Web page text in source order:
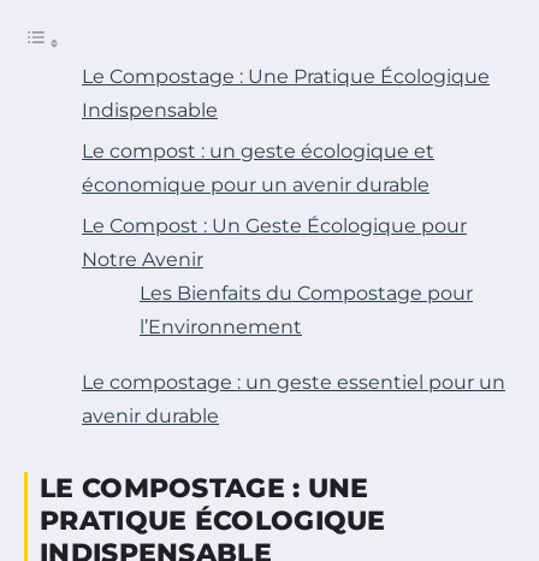
Le Compostage : Une Pratique Écologique
Indispensable
Le compost : un geste écologique et
économique pour un avenir durable
Le Compost : Un Geste Écologique pour
Notre Avenir
Les Bienfaits du Compostage pour
l’Environnement
Le compostage : un geste essentiel pour un
avenir durable
LE COMPOSTAGE : UNE
PRATIQUE ÉCOLOGIQUE
INDISPENSABLE